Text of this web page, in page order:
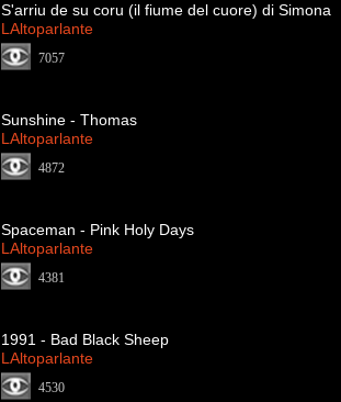
S'arriu de su coru (il fiume del cuore) di Simona
LAltoparlante
7057
Sunshine - Thomas
LAltoparlante
4872
Spaceman - Pink Holy Days
LAltoparlante
4381
1991 - Bad Black Sheep
LAltoparlante
4530